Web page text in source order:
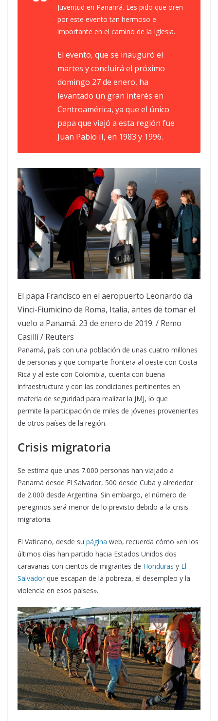
Juventud en Panamá. Les pido que oren
por este evento tan hermoso e
importante en el camino de la Iglesia.
El evento, que se inauguró el
martes y concluirá el próximo
domingo 27 de enero, ha
levantado un gran interés en
Centroamérica, ya que el único
papa que viajó a esta región fue
Juan Pablo II, en 1983 y 1996.
El papa Francisco en el aeropuerto Leonardo da
Vinci-Fiumicino de Roma, Italia, antes de tomar el
vuelo a Panamá. 23 de enero de 2019. / Remo
Casilli / Reuters
Panamá, país con una población de unas cuatro millones
de personas y que comparte frontera al oeste con Costa
Rica y al este con Colombia, cuenta con buena
infraestructura y con las condiciones pertinentes en
materia de seguridad para realizar la JMJ, lo que
permite la participación de miles de jóvenes provenientes
de otros países de la región.
Crisis migratoria
Se estima que unas 7.000 personas han viajado a
Panamá desde El Salvador, 500 desde Cuba y alrededor
de 2.000 desde Argentina. Sin embargo, el número de
peregrinos será menor de lo previsto debido a la crisis
migratoria.
El Vaticano, desde su página web, recuerda cómo «en los
últimos días han partido hacia Estados Unidos dos
caravanas con cientos de migrantes de Honduras y El
Salvador que escapan de la pobreza, el desempleo y la
violencia en esos países».